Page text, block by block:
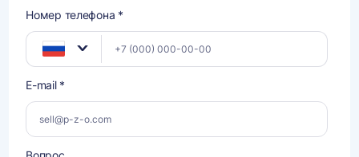
Номер телефона *
E-mail *